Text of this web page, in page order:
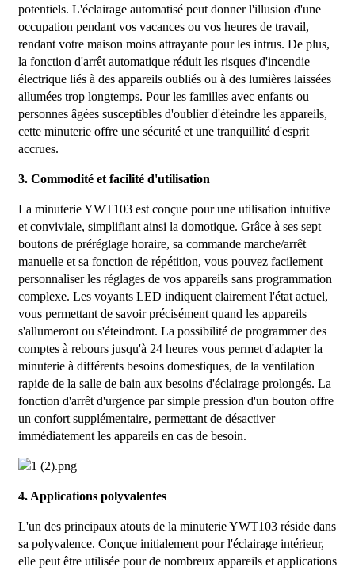
potentiels. L'éclairage automatisé peut donner l'illusion d'une
occupation pendant vos vacances ou vos heures de travail,
rendant votre maison moins attrayante pour les intrus. De plus,
la fonction d'arrêt automatique réduit les risques d'incendie
électrique liés à des appareils oubliés ou à des lumières laissées
allumées trop longtemps. Pour les familles avec enfants ou
personnes âgées susceptibles d'oublier d'éteindre les appareils,
cette minuterie offre une sécurité et une tranquillité d'esprit
accrues.
3. Commodité et facilité d'utilisation
La minuterie YWT103 est conçue pour une utilisation intuitive
et conviviale, simplifiant ainsi la domotique. Grâce à ses sept
boutons de préréglage horaire, sa commande marche/arrêt
manuelle et sa fonction de répétition, vous pouvez facilement
personnaliser les réglages de vos appareils sans programmation
complexe. Les voyants LED indiquent clairement l'état actuel,
vous permettant de savoir précisément quand les appareils
s'allumeront ou s'éteindront. La possibilité de programmer des
comptes à rebours jusqu'à 24 heures vous permet d'adapter la
minuterie à différents besoins domestiques, de la ventilation
rapide de la salle de bain aux besoins d'éclairage prolongés. La
fonction d'arrêt d'urgence par simple pression d'un bouton offre
un confort supplémentaire, permettant de désactiver
immédiatement les appareils en cas de besoin.
4. Applications polyvalentes
L'un des principaux atouts de la minuterie YWT103 réside dans
sa polyvalence. Conçue initialement pour l'éclairage intérieur,
elle peut être utilisée pour de nombreux appareils et applications